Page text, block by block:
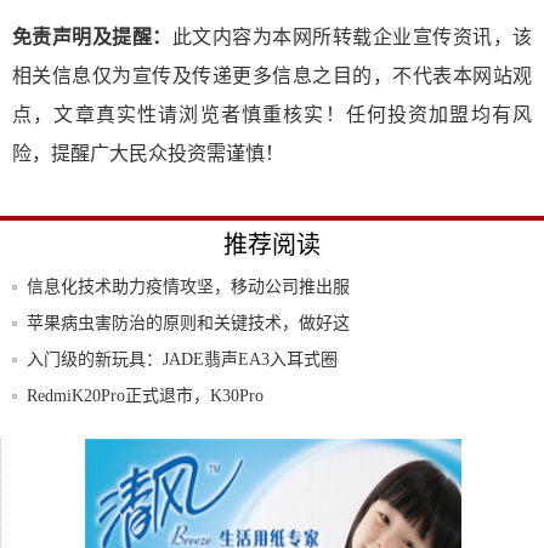
免责声明及提醒：
此文内容为本网所转载企业宣传资讯，该
相关信息仅为宣传及传递更多信息之目的，不代表本网站观
点，文章真实性请浏览者慎重核实！任何投资加盟均有风
险，提醒广大民众投资需谨慎！
推荐阅读
信息化技术助力疫情攻坚，移动公司推出服
务复工
苹果病虫害防治的原则和关键技术，做好这
些，提
入门级的新玩具：JADE翡声EA3入耳式圈
铁
RedmiK20Pro正式退市，K30Pro
多地学生复课，常笑医学社为学生筑起健康